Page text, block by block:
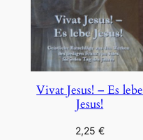
Vivat Jesus! – Es lebe
Jesus!
2,25 €